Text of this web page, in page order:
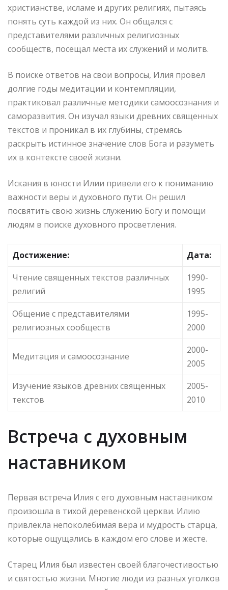
христианстве, исламе и других религиях, пытаясь
понять суть каждой из них. Он общался с
представителями различных религиозных
сообществ, посещал места их служений и молитв.
В поиске ответов на свои вопросы, Илия провел
долгие годы медитации и контемпляции,
практиковал различные методики самоосознания и
саморазвития. Он изучал языки древних священных
текстов и проникал в их глубины, стремясь
раскрыть истинное значение слов Бога и разуметь
их в контексте своей жизни.
Искания в юности Илии привели его к пониманию
важности веры и духовного пути. Он решил
посвятить свою жизнь служению Богу и помощи
людям в поиске духовного просветления.
Достижение:
Дата:
Чтение священных текстов различных
религий
1990-
1995
Общение с представителями
религиозных сообществ
1995-
2000
Медитация и самоосознание
2000-
2005
Изучение языков древних священных
текстов
2005-
2010
Встреча с духовным
наставником
Первая встреча Илия с его духовным наставником
произошла в тихой деревенской церкви. Илию
привлекла непоколебимая вера и мудрость старца,
которые ощущались в каждом его слове и жесте.
Старец Илия был известен своей благочестивостью
и святостью жизни. Многие люди из разных уголков